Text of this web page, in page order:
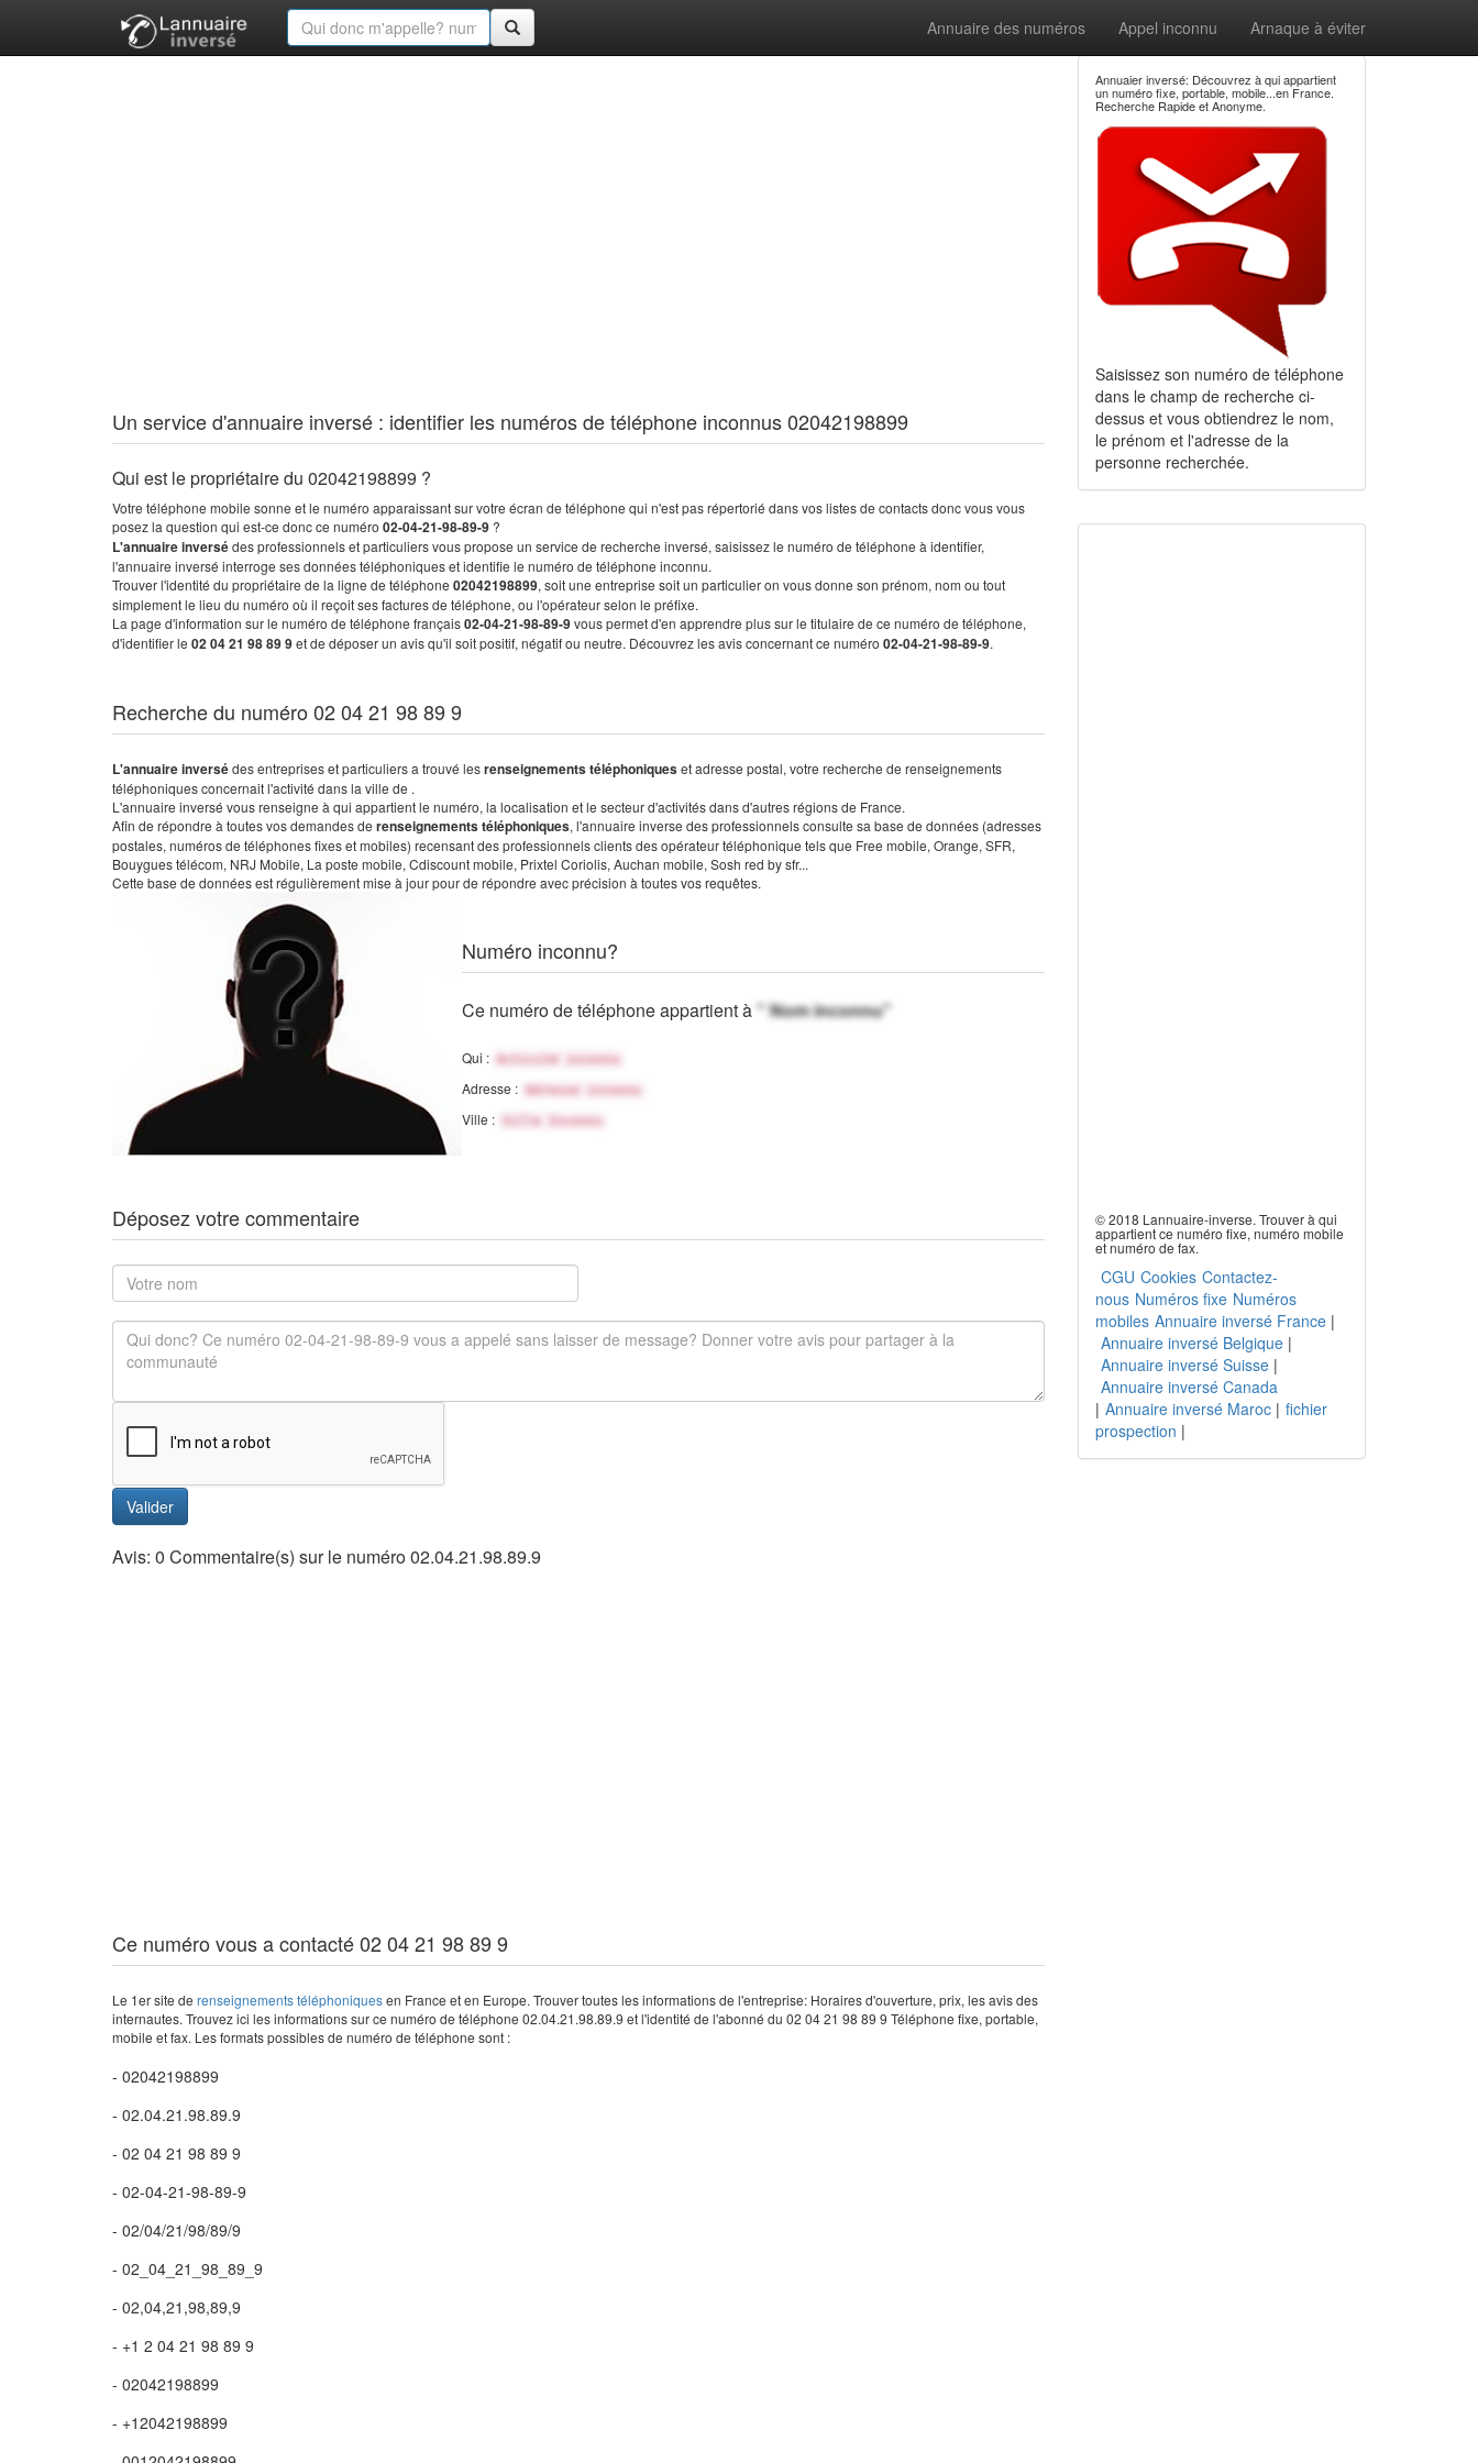
Annuaire des numéros Appel inconnu Arnaque à éviter
Un service d'annuaire inversé : identifier les numéros de téléphone inconnus 02042198899
Qui est le propriétaire du 02042198899 ?
Votre téléphone mobile sonne et le numéro apparaissant sur votre écran de téléphone qui n'est pas répertorié dans vos listes de contacts donc vous vous
posez la question qui est-ce donc ce numéro 02-04-21-98-89-9 ?
L'annuaire inversédes professionnels et particuliers vous propose un service de recherche inversé, saisissez le numéro de téléphone à identifier,
l'annuaire inversé interroge ses données téléphoniques et identifie le numéro de téléphone inconnu.
Trouver l'identité du propriétaire de la ligne de téléphone 02042198899, soit une entreprise soit un particulier on vous donne son prénom, nom ou tout
simplement le lieu du numéro où il reçoit ses factures de téléphone, ou l'opérateur selon le préfixe.
La page d'information sur le numéro de téléphone français02-04-21-98-89-9vous permet d'en apprendre plus sur le titulaire de ce numéro de téléphone,
d'identifier le 02 04 21 98 89 9et de déposer un avis qu'il soit positif, négatif ou neutre. Découvrez les avis concernant ce numéro 02-04-21-98-89-9.
Recherche du numéro 02 04 21 98 89 9
L'annuaire inversédes entreprises et particuliers a trouvé lesrenseignements téléphoniqueset adresse postal, votre recherche de renseignements
téléphoniques concernait l'activité dans la ville de .
L'annuaire inversé vous renseigne à qui appartient le numéro, la localisation et le secteur d'activités dans d'autres régions de France.
Afin de répondre à toutes vos demandes de renseignements téléphoniques, l'annuaire inverse des professionnels consulte sa base de données (adresses
postales, numéros de téléphones fixes et mobiles) recensant des professionnels clients des opérateur téléphonique tels que Free mobile, Orange, SFR,
Bouygues télécom, NRJ Mobile, La poste mobile, Cdiscount mobile, Prixtel Coriolis, Auchan mobile, Sosh red by sfr...
Cette base de données est régulièrement mise à jour pour de répondre avec précision à toutes vos requêtes.
Numéro inconnu?
Ce numéro de téléphone appartient à" Nom inconnu"
Qui : Activité inconnu
Adresse : Adresse inconnu
Ville : Ville Inconnu
Déposez votre commentaire
Valider
Avis: 0 Commentaire(s) sur le numéro 02.04.21.98.89.9
Ce numéro vous a contacté 02 04 21 98 89 9
Le 1er site de renseignements téléphoniquesen France et en Europe. Trouver toutes les informations de l'entreprise: Horaires d'ouverture, prix, les avis des
internautes. Trouvez ici les informations sur ce numéro de téléphone 02.04.21.98.89.9 et l'identité de l'abonné du 02 04 21 98 89 9 Téléphone fixe, portable,
mobile et fax. Les formats possibles de numéro de téléphone sont :
- 02042198899
- 02.04.21.98.89.9
- 02 04 21 98 89 9
- 02-04-21-98-89-9
- 02/04/21/98/89/9
- 02_04_21_98_89_9
- 02,04,21,98,89,9
- +1 2 04 21 98 89 9
- 02042198899
- +12042198899
Annuaier inversé: Découvrez à qui appartient
un numéro fixe, portable, mobile...en France.
Recherche Rapide et Anonyme.
Saisissez son numéro de téléphone
dans le champ de recherche ci-
dessus et vous obtiendrez le nom,
le prénom et l'adresse de la
personne recherchée.
© 2018 Lannuaire-inverse. Trouver à qui
appartient ce numéro fixe, numéro mobile
et numéro de fax.
CGU Cookies Contactez-
nous Numéros fixe Numéros
mobiles Annuaire inversé France|
Annuaire inversé Belgique|
Annuaire inversé Suisse|
Annuaire inversé Canada
| Annuaire inversé Maroc| fichier
prospection |